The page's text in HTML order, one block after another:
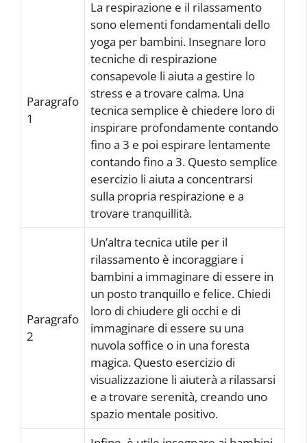
Paragrafo
1
La respirazione e il rilassamento
sono elementi fondamentali dello
yoga per bambini. Insegnare loro
tecniche di respirazione
consapevole li aiuta a gestire lo
stress e a trovare calma. Una
tecnica semplice è chiedere loro di
inspirare profondamente contando
fino a 3 e poi espirare lentamente
contando fino a 3. Questo semplice
esercizio li aiuta a concentrarsi
sulla propria respirazione e a
trovare tranquillità.
Paragrafo
2
Un’altra tecnica utile per il
rilassamento è incoraggiare i
bambini a immaginare di essere in
un posto tranquillo e felice. Chiedi
loro di chiudere gli occhi e di
immaginare di essere su una
nuvola soffice o in una foresta
magica. Questo esercizio di
visualizzazione li aiuterà a rilassarsi
e a trovare serenità, creando uno
spazio mentale positivo.